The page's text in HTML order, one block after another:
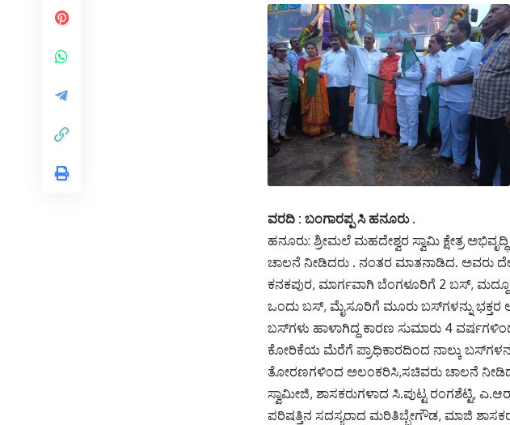
ವರದಿ : ಬಂಗಾರಪ್ಪ ಸಿ ಹನೂರು .
ಹನೂರು: ಶ್ರೀಮಲೆ ಮಹದೇಶ್ವರ ಸ್ವಾಮಿ ಕ್ಷೇತ್ರ
ಚಾಲನೆ ನೀಡಿದರು . ನಂತರ ಮಾತನಾಡಿದ.
ಕನಕಪುರ, ಮಾರ್ಗವಾಗಿ ಬೆಂಗಳೂರಿಗೆ 2 ಬಸ್,
ಒಂದು ಬಸ್, ಮೈಸೂರಿಗೆ ಮೂರು ಬಸ್‌ಗಳನ್ನು ಭಕ್ತರ
ಬಸ್‌ಗಳು ಹಾಳಾಗಿದ್ದ ಕಾರಣ ಸುಮಾರು 4
ಕೋರಿಕೆಯ ಮೆರೆಗೆ ಪ್ರಾಧಿಕಾರದಿಂದ ನಾಲ್ಕು
ತೋರಣಗಳಿಂದ ಅಲಂಕರಿಸಿ,ಸಚಿವರು ಚಾಲನೆ
ಸ್ವಾಮೀಜಿ, ಶಾಸಕರುಗಳಾದ ಸಿ.ಪುಟ್ಟ ರಂಗಶೆಟ್ಟಿ,
ಪರಿಷತ್ತಿನ ಸದಸ್ಯರಾದ ಮರಿತಿಬ್ಬೇಗೌಡ, ಮಾಜಿ